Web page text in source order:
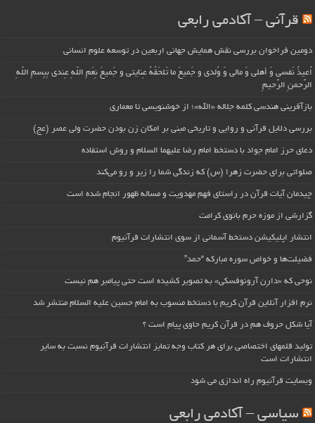
قرآنی – آکادمی رابعی
دومین فراخوان بررسی نقش همایش جهانی اربعین در توسعه علوم انسانی
اُعیذُ نَفسی وَ أهلی وَ مالی وَ وُلدی و جَمیعَ ما تَلحَقُهُ عِنایتی و جَمیعَ نِعَمِ اللّهِ عِندی بِبِسمِ اللّهِ
الرَّحمنِ الرَّحیمِ
بازآفرینی هندسی کلمه جلاله «الله»؛ از خوشنویسی تا معماری
بررسی دلایل قرآنی و روایی و تاریخی مبنی بر امکان زن بودن حضرت ولی عصر (عج)
دعای حرز امام جواد با دستخط امام رضا علیهما السلام و روش استفاده
صلواتی برای حضرت زهرا (س) که زندگی شما را زیر و رو می‌کند
چیدمان آیات قرآن در راستای فهم مهدویت و مساله ظهور انجام شده است
گزارشی از موزه حرم بانوی کرامت
انتشار اپلیکیشن دستخط آسمانی از سوی انتشارات قرآنیوم
فضیلت‌ها و خواص سوره مبارکه “حمد”
نوحی که «دارِن آرونوفسکی» به تصویر کشیده است حتی پیامبر هم نیست
نرم افزار آنلاین قرآن کریم با دستخط منسوب به امام حسین علیه السلام منتشر شد
آیا شکل حروف هم در قرآن کریم حاوی پیام است ؟
تولید قلمهای اختصاصی برای هر کتاب وجه تمایز انتشارات قرآنیوم نسبت به سایر
انتشارات است
وبسایت قرآنیوم راه اندازی می شود
سیاسی – آکادمی رابعی